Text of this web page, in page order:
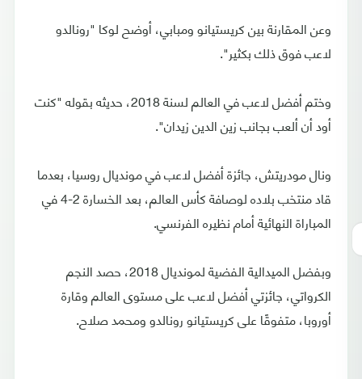
وعن المقارنة بين كريستيانو ومبابي، أوضح لوكا "رونالدو
لاعب فوق ذلك بكثير".
وختم أفضل لاعب في العالم لسنة 2018، حديثه بقوله "كنت
أود أن ألعب بجانب زين الدين زيدان".
ونال مودريتش، جائزة أفضل لاعب في مونديال روسيا، بعدما
قاد منتخب بلاده لوصافة كأس العالم، بعد الخسارة 2-4 في
المباراة النهائية أمام نظيره الفرنسي.
وبفضل الميدالية الفضية لمونديال 2018، حصد النجم
الكرواتي، جائزتي أفضل لاعب على مستوى العالم وقارة
أوروبا، متفوقًا على كريستيانو رونالدو ومحمد صلاح.